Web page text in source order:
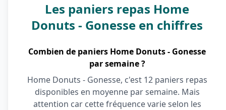
Les paniers repas Home
Donuts - Gonesse en chiffres
Combien de paniers Home Donuts - Gonesse
par semaine ?
Home Donuts - Gonesse, c'est 12 paniers repas
disponibles en moyenne par semaine. Mais
attention car cette fréquence varie selon les